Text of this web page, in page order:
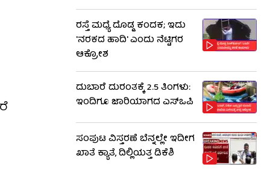
ರಸ್ತೆ ಮಧ್ಯೆ ದೊಡ್ಡ ಕಂದಕ; ಇದು
'ನರಕದ ಹಾದಿ' ಎಂದು ನೆಟ್ಟಿಗರ
ಆಕ್ರೋಶ
ದುಬಾರೆ ದುರಂತಕ್ಕೆ 2.5 ತಿಂಗಳು:
ಇಂದಿಗೂ ಜಾರಿಯಾಗದ ಎಸ್‌ಒಪಿ
ಸಂಪುಟ ವಿಸ್ತರಣೆ ಬೆನ್ನಲ್ಲೇ ಇದೀಗ
ಖಾತೆ ಕ್ಯಾತೆ, ದಿಲ್ಲಿಯತ್ತ ಡಿಕೆಶಿ